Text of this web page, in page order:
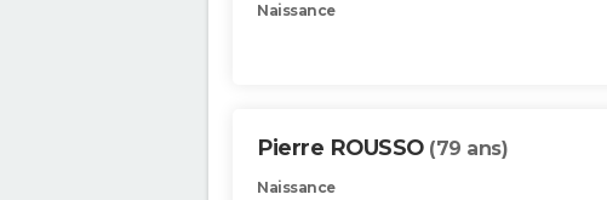
Naissance
Pierre ROUSSO (79 ans)
Naissance